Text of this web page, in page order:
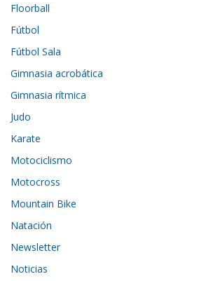
Floorball
Fútbol
Fútbol Sala
Gimnasia acrobática
Gimnasia rítmica
Judo
Karate
Motociclismo
Motocross
Mountain Bike
Natación
Newsletter
Noticias